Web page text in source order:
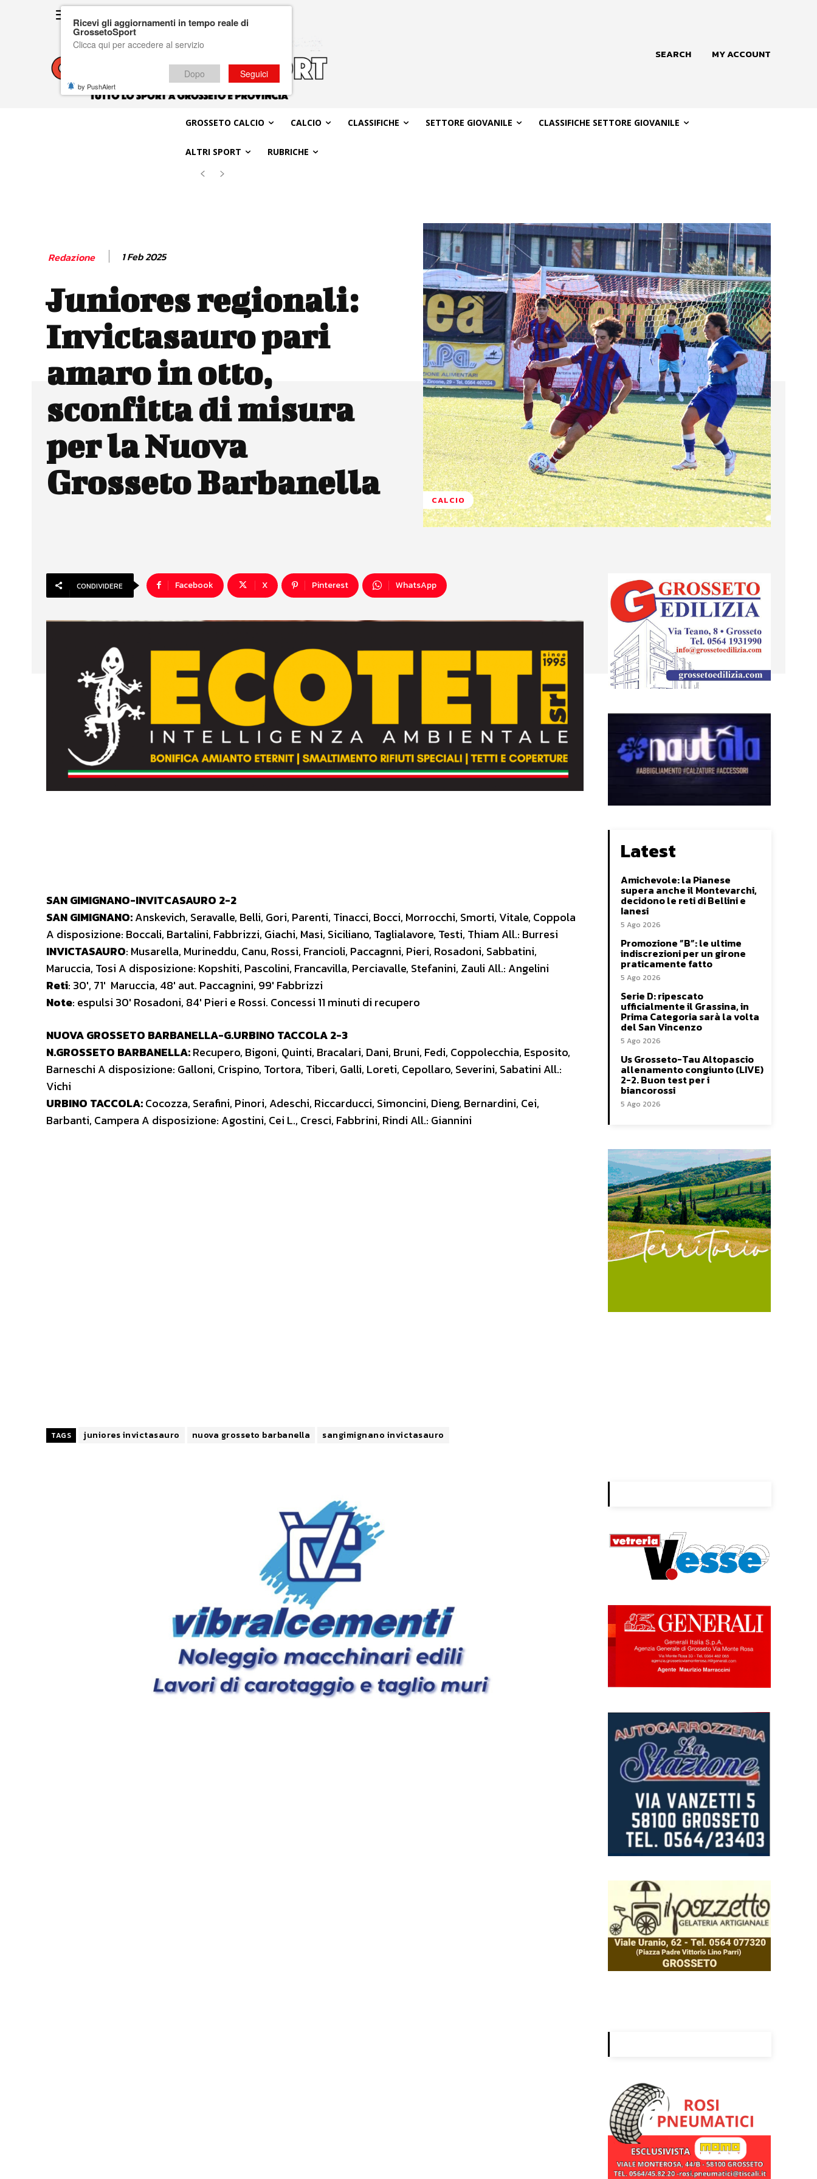
SEARCH MY ACCOUNT
GROSSETO CALCIO CALCIO CLASSIFICHE SETTORE GIOVANILE CLASSIFICHE SETTORE GIOVANILE
ALTRI SPORT RUBRICHE
Redazione 1 Feb 2025
Juniores regionali:
Invictasauro pari
amaro in otto,
sconfitta di misura
per la Nuova
Grosseto Barbanella
CALCIO
CONDIVIDERE Facebook X Pinterest WhatsApp
SAN GIMIGNANO-INVITCASAURO 2-2
SAN GIMIGNANO:Anskevich, Seravalle, Belli, Gori, Parenti, Tinacci, Bocci, Morrocchi, Smorti, Vitale, Coppola
A disposizione: Boccali, Bartalini, Fabbrizzi, Giachi, Masi, Siciliano, Taglialavore, Testi, Thiam All.: Burresi
INVICTASAURO: Musarella, Murineddu, Canu, Rossi, Francioli, Paccagnni, Pieri, Rosadoni, Sabbatini,
Maruccia, Tosi A disposizione: Kopshiti, Pascolini, Francavilla, Perciavalle, Stefanini, Zauli All.: Angelini
Reti: 30′, 71′ Maruccia, 48′ aut. Paccagnini, 99′ Fabbrizzi
Note: espulsi 30′ Rosadoni, 84′ Pieri e Rossi. Concessi 11 minuti di recupero
NUOVA GROSSETO BARBANELLA-G.URBINO TACCOLA 2-3
N.GROSSETO BARBANELLA:Recupero, Bigoni, Quinti, Bracalari, Dani, Bruni, Fedi, Coppolecchia, Esposito,
Barneschi A disposizione: Galloni, Crispino, Tortora, Tiberi, Galli, Loreti, Cepollaro, Severini, Sabatini All.:
Vichi
URBINO TACCOLA:Cocozza, Serafini, Pinori, Adeschi, Riccarducci, Simoncini, Dieng, Bernardini, Cei,
Barbanti, Campera A disposizione: Agostini, Cei L., Cresci, Fabbrini, Rindi All.: Giannini
TAGS juniores invictasauro nuova grosseto barbanella sangimignano invictasauro
Latest
Amichevole: la Pianese
supera anche il Montevarchi,
decidono le reti di Bellini e
Ianesi
5 Ago 2026
Promozione ”B”: le ultime
indiscrezioni per un girone
praticamente fatto
5 Ago 2026
Serie D: ripescato
ufficialmente il Grassina, in
Prima Categoria sarà la volta
del San Vincenzo
5 Ago 2026
Us Grosseto-Tau Altopascio
allenamento congiunto (LIVE)
2-2. Buon test per i
biancorossi
5 Ago 2026
Ricevi gli aggiornamenti in tempo reale di
GrossetoSport
Clicca qui per accedere al servizio
Dopo Seguici
by PushAlert